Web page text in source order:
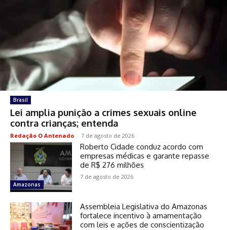
Brasil
Lei amplia punição a crimes sexuais online
contra crianças; entenda
Redação O Antenado - 7 de agosto de 2026
Amazonas
Roberto Cidade conduz acordo com
empresas médicas e garante repasse
de R$ 276 milhões
7 de agosto de 2026
Assembleia Legislativa do Amazonas
fortalece incentivo à amamentação
com leis e ações de conscientização